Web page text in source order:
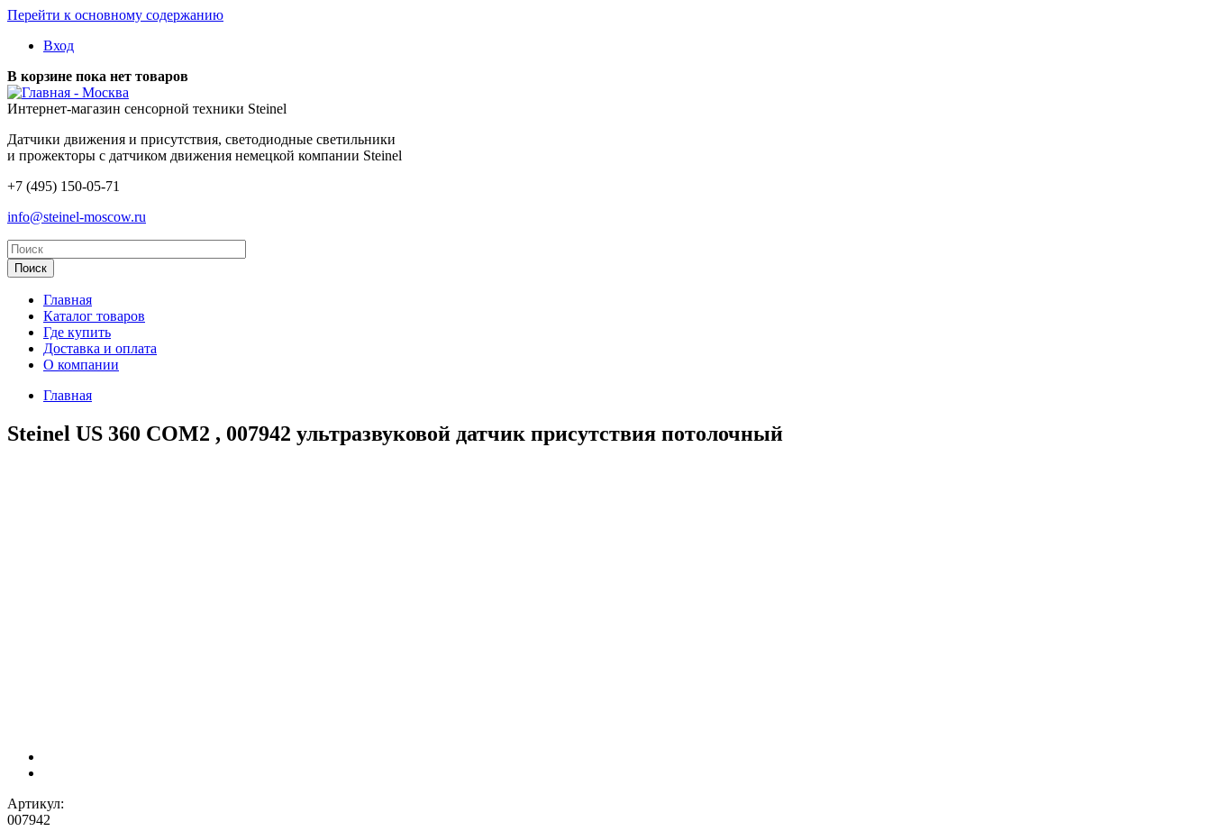
Перейти к основному содержанию
Вход
В корзине пока нет товаров
- Москва
Интернет-магазин сенсорной техники Steinel
Датчики движения и присутствия, светодиодные светильники
и прожекторы с датчиком движения немецкой компании Steinel
+7 (495) 150-05-71
info@steinel-moscow.ru
Главная
Каталог товаров
Где купить
Доставка и оплата
О компании
Главная
Steinel US 360 COM2 , 007942 ультразвуковой датчик присутствия потолочный
Артикул:
007942